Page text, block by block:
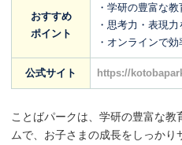
おすすめ
ポイント
・学研の豊富な
・思考力・表現
・オンラインで
公式サイト https://
ことばパークは、学研の豊富な
ムで、お子さまの成長をしっかり